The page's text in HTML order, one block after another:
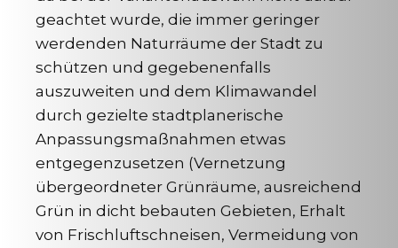
geachtet wurde, die immer geringer
werdenden Naturräume der Stadt zu
schützen und gegebenenfalls
auszuweiten und dem Klimawandel
durch gezielte stadtplanerische
Anpassungsmaßnahmen etwas
entgegenzusetzen (Vernetzung
übergeordneter Grünräume, ausreichend
Grün in dicht bebauten Gebieten, Erhalt
von Frischluftschneisen, Vermeidung von